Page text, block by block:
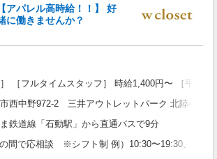
アパレル高時給！！】 好
に働きませんか？
］ ［フルタイムスタッフ］ 時給1,400円〜 ［平
西中野972-2 三井アウトレットパーク 北陸小矢部
鉄道線「石動駅」から直通バスで9分
間で応相談 ※シフト制 例）10:30〜19:30、